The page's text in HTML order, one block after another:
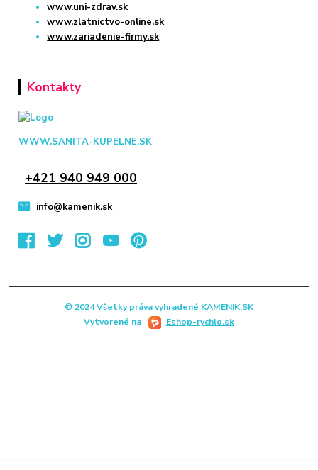
www.uni-zdrav.sk
www.zlatnictvo-online.sk
www.zariadenie-firmy.sk
Kontakty
WWW.SANITA-KUPELNE.SK
+421 940 949 000
info@kamenik.sk
© 2024 Všetky práva vyhradené KAMENIK.SK
Vytvorené na
Eshop-rychlo.sk